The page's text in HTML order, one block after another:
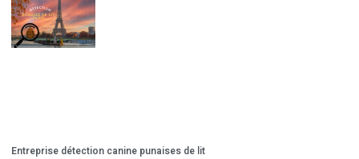
Entreprise détection canine punaises de lit